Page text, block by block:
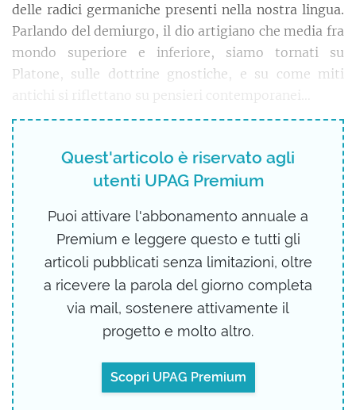
delle radici germaniche presenti nella nostra lingua.
Parlando del demiurgo, il dio artigiano che media fra
mondo superiore e inferiore, siamo tornati su
Platone, sulle dottrine gnostiche, e su come miti
antichi si riflettano su pensieri contemporanei…
Quest'articolo è riservato agli
utenti UPAG Premium
Puoi attivare l'abbonamento annuale a
Premium e leggere questo e tutti gli
articoli pubblicati senza limitazioni, oltre
a ricevere la parola del giorno completa
via mail, sostenere attivamente il
progetto e molto altro.
Scopri UPAG Premium